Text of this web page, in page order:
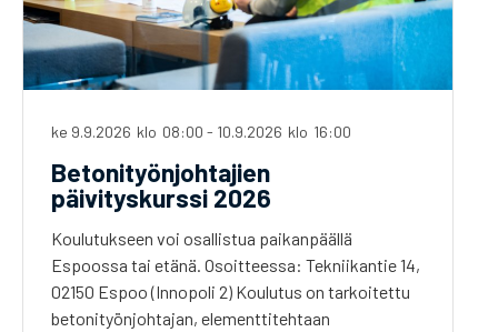
ke 9.9.2026 klo 08:00 - 10.9.2026 klo 16:00
Betonityönjohtajien
päivityskurssi 2026
Koulutukseen voi osallistua paikanpäällä
Espoossa tai etänä. Osoitteessa: Tekniikantie 14,
02150 Espoo (Innopoli 2) Koulutus on tarkoitettu
betonityönjohtajan, elementtitehtaan